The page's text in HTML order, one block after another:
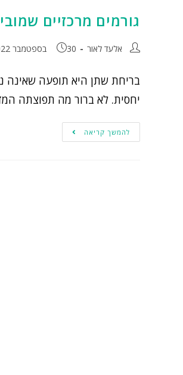
גורמים מרכזיים
אלעד לאור 30 בספטמבר 2022
בריחת שתן היא תופעה שאינה
יחסית. לא ברור מה תפוצתה
להמשך קריאה